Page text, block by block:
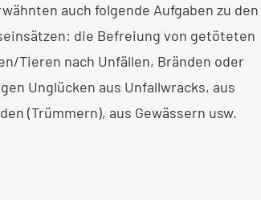
auch folgende Aufgaben zu den
die Befreiung von getöteten
Tieren nach Unfällen, Bränden oder
Unglücken aus Unfallwracks, aus
(Trümmern), aus Gewässern usw.